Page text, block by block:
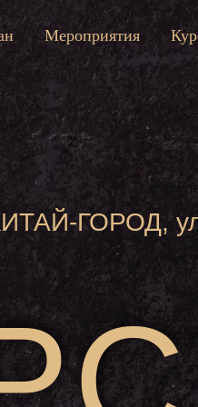
Мероприятия
ГОРОД,